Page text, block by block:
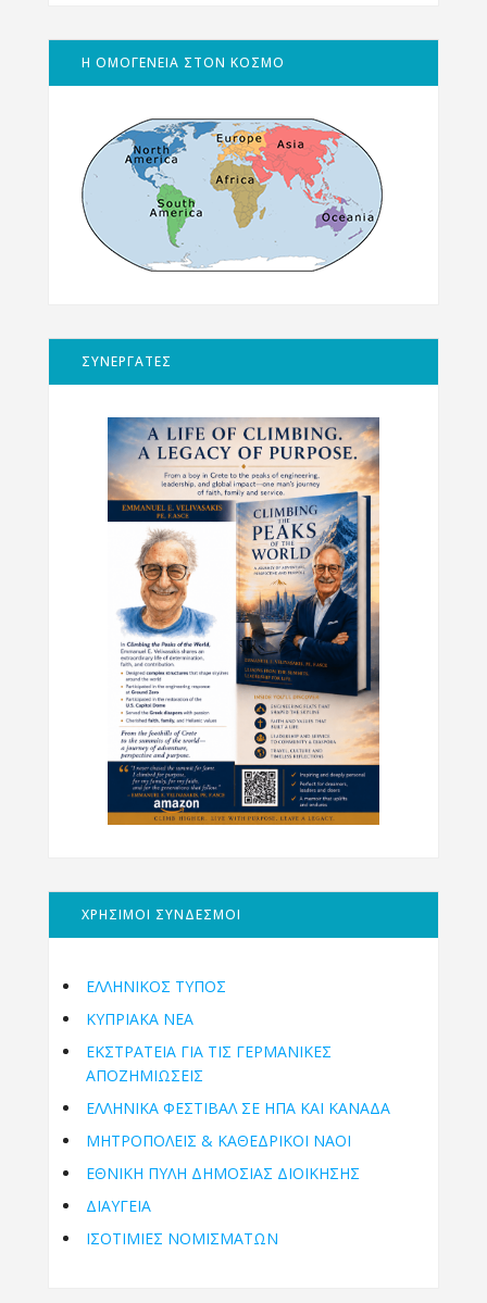
Η ΟΜΟΓΕΝΕΙΑ ΣΤΟΝ ΚΟΣΜΟ
ΣΥΝΕΡΓΑΤΕΣ
ΧΡΗΣΙΜΟΙ ΣΥΝΔΕΣΜΟΙ
ΕΛΛΗΝΙΚΟΣ ΤΥΠΟΣ
ΚΥΠΡΙΑΚΑ ΝΕΑ
ΕΚΣΤΡΑΤΕΙΑ ΓΙΑ ΤΙΣ ΓΕΡΜΑΝΙΚΕΣ
ΑΠΟΖΗΜΙΩΣΕΙΣ
ΕΛΛΗΝΙΚΆ ΦΕΣΤΙΒΆΛ ΣΕ ΗΠΑ ΚΑΙ ΚΑΝΑΔΑ
ΜΗΤΡΟΠΌΛΕΙΣ & ΚΑΘΕΔΡΙΚΟΊ ΝΑΟΊ
ΕΘΝΙΚΉ ΠΎΛΗ ΔΗΜΌΣΙΑΣ ΔΙΟΊΚΗΣΗΣ
ΔΙΑΥΓΕΙΑ
ΙΣΟΤΙΜΙΕΣ ΝΟΜΙΣΜΑΤΩΝ